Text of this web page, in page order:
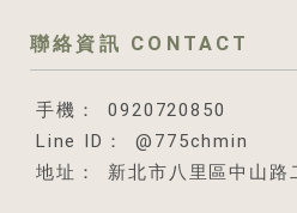
@775chmin
0920720850
新北市八里區中山